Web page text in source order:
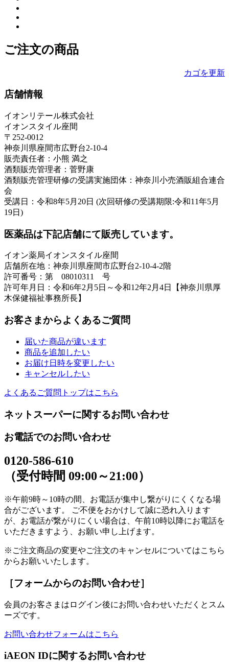
ご注文の商品
カゴを更新
店舗情報
イオンリテール株式会社
イオンスタイル座間
〒252-0012
神奈川県座間市広野台2-10-4
販売責任者：小熊 満之
酒類販売管理者：菅野康
酒類販売管理研修の受講実施団体：神奈川小売酒販組合連合
会
受講日：令和8年5月20日 (次回研修の受講期限:令和11年5月
19日)
医薬品は下記店舗にて販売しています。
イオン薬局イオンスタイル座間
店舗所在地：神奈川県座間市広野台2-10-4-2階
許可番号：第 08010311 号
許可年月日：令和6年2月5日～令和12年2月4日【神奈川県厚
木保健福祉事務所長】
お客さまからよくあるご質問
届いた商品が違います
商品を追加したい
お届け日時を変更したい
キャンセルしたい
よくあるご質問トップはこちら
ネットスーパーに関するお問い合わせ
お電話でのお問い合わせ
0120-586-610
（受付時間 09:00～21:00）
※午前9時～10時の間、お電話が集中し繋がりにくくなる場
合がございます。 ご不便をおかけして誠に恐れ入ります
が、お電話が繋がりにくい場合は、午前10時以降にお電話を
いただきますよう、お願い申し上げます。
※ご注文商品の変更やご注文のキャンセルについてはこちら
からお願いいたします。
［フォームからのお問い合わせ］
会員のお客さまはログイン後にお問い合わせいただくとスム
ーズです。
お問い合わせフォームはこちら
iAEON IDに関するお問い合わせ